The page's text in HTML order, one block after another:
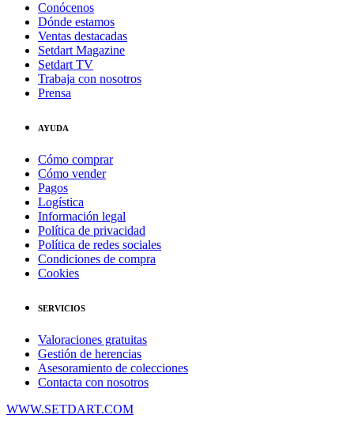
Conócenos
Dónde estamos
Ventas destacadas
Setdart Magazine
Setdart TV
Trabaja con nosotros
Prensa
AYUDA
Cómo comprar
Cómo vender
Pagos
Logística
Información legal
Política de privacidad
Política de redes sociales
Condiciones de compra
Cookies
SERVICIOS
Valoraciones gratuitas
Gestión de herencias
Asesoramiento de colecciones
Contacta con nosotros
WWW.SETDART.COM